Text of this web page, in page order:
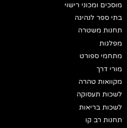
מוסכים ומכוני רישוי
בתי ספר לנהיגה
תחנות משטרה
מפלגות
מתחמי ספורט
מורי דרך
מקוואות טהרה
לשכות תעסוקה
לשכות בריאות
תחנות רב קו